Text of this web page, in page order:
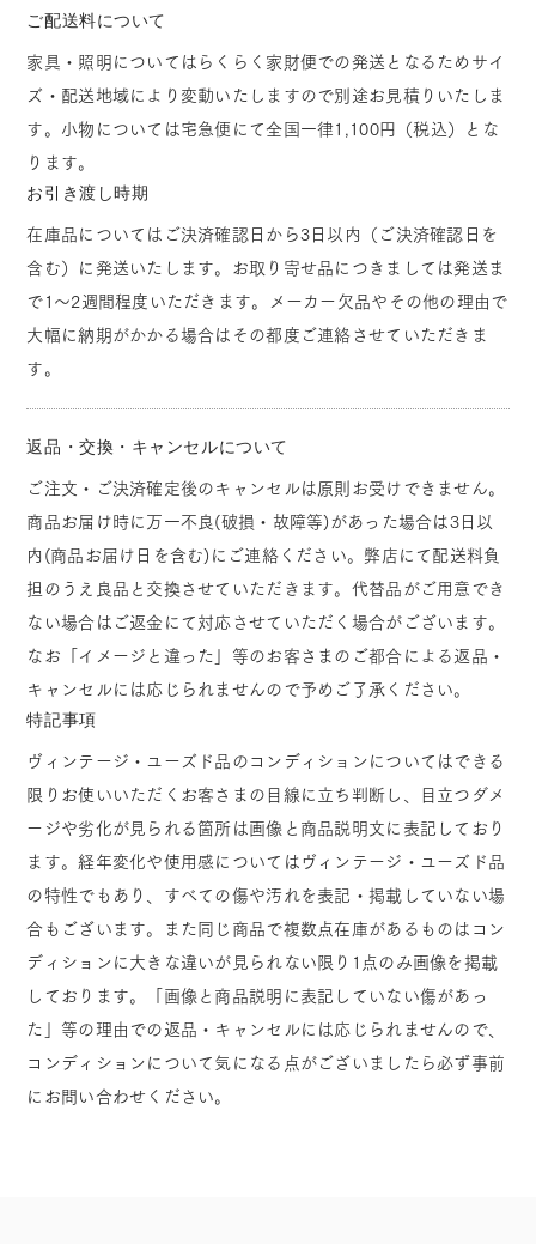
ご配送料について
家具・照明についてはらくらく家財便での発送となるためサイ
ズ・配送地域により変動いたしますので別途お見積りいたしま
す。小物については宅急便にて全国一律1,100円（税込）とな
ります。
お引き渡し時期
在庫品についてはご決済確認日から3日以内（ご決済確認日を
含む）に発送いたします。お取り寄せ品につきましては発送ま
で1～2週間程度いただきます。メーカー欠品やその他の理由で
大幅に納期がかかる場合はその都度ご連絡させていただきま
す。
返品・交換・キャンセルについて
ご注文・ご決済確定後のキャンセルは原則お受けできません。
商品お届け時に万一不良(破損・故障等)があった場合は3日以
内(商品お届け日を含む)にご連絡ください。弊店にて配送料負
担のうえ良品と交換させていただきます。代替品がご用意でき
ない場合はご返金にて対応させていただく場合がございます。
なお「イメージと違った」等のお客さまのご都合による返品・
キャンセルには応じられませんので予めご了承ください。
特記事項
ヴィンテージ・ユーズド品のコンディションについてはできる
限りお使いいただくお客さまの目線に立ち判断し、目立つダメ
ージや劣化が見られる箇所は画像と商品説明文に表記しており
ます。経年変化や使用感についてはヴィンテージ・ユーズド品
の特性でもあり、すべての傷や汚れを表記・掲載していない場
合もございます。また同じ商品で複数点在庫があるものはコン
ディションに大きな違いが見られない限り1点のみ画像を掲載
しております。「画像と商品説明に表記していない傷があっ
た」等の理由での返品・キャンセルには応じられませんので、
コンディションについて気になる点がございましたら必ず事前
にお問い合わせください。